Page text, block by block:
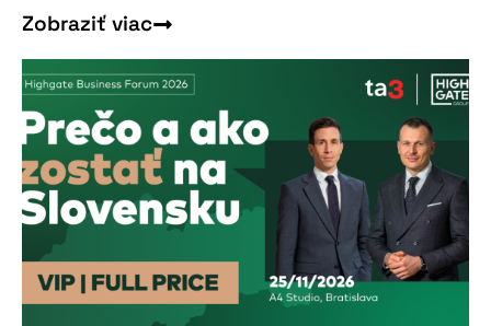
Zobraziť viac
Nepremeškajte
našu pripravovanú
konferenciu